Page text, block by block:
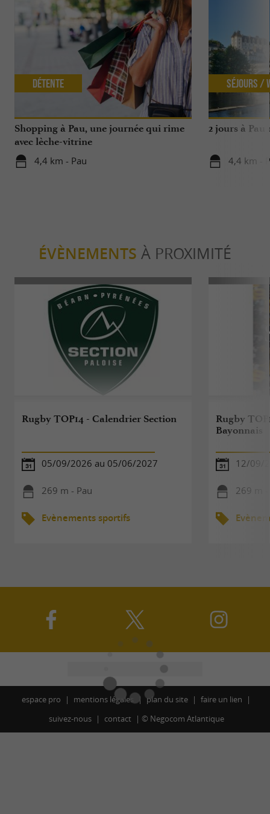
Shopping à Pau, une journée qui rime
avec lèche-vitrine
4,4 km - Pau
Détente
2 jours à
4,4 km -
Séjours /
ÉVÈNEMENTS À PROXIMITÉ
Rugby TOP14 - Calendrier Section
05/09/2026 au 05/06/2027
269 m - Pau
Evènements sportifs
Rugby
Bayonnais
12/09/
269 m -
espace pro mentions légales plan du site
faire un lien
suivez-nous
contact © Negocom Atlantique